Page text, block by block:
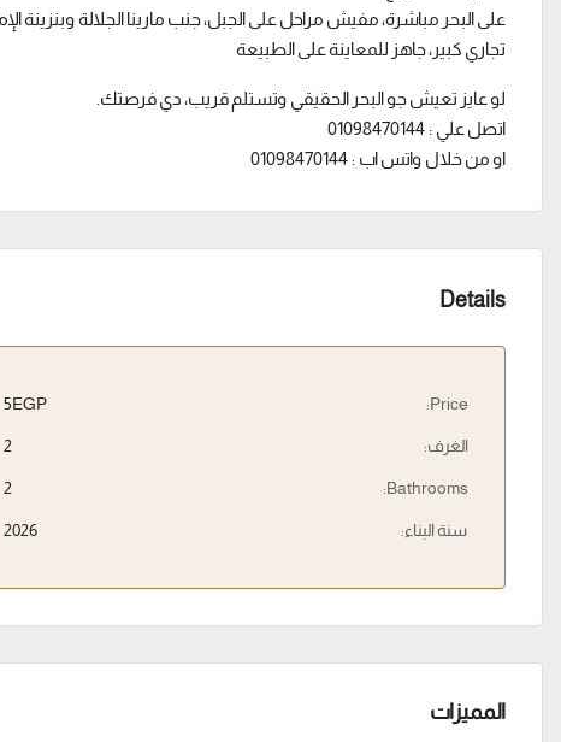
تجاري كبير، جاهز للمعاينة على الطبيعة
لو عايز تعيش جو البحر الحقيقي وتستلم قريب، دي فرصتك.
اتصل علي : 01098470144
او من خلال واتس اب : 01098470144
Details
Price:
5EGP
الغرف: 2
Bathrooms:
2
سنة البناء: 2026
المميزات